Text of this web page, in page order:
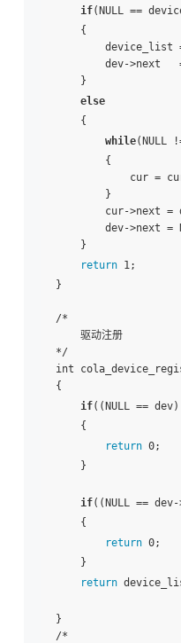
if(NULL ==
{
device_list =
dev->next   =
}
else
{
while(NULL
{
cur = cur-
}
cur->next =
dev->next =
}
return 1;
}
/*
驱动注册
*/
int
{
if((NULL ==
{
return 0;
}
if((NULL ==
{
return 0;
}
return
}
/*